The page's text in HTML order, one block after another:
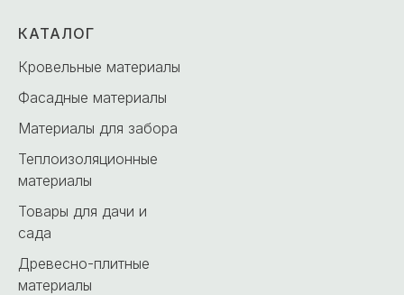
КАТАЛОГ
Кровельные материалы
Фасадные материалы
Материалы для забора
Теплоизоляционные
материалы
Товары для дачи и
сада
Древесно-плитные
материалы